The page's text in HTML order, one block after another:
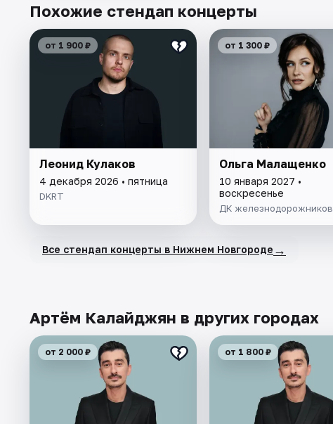
Похожие стендап концерты
от 1 900 ₽
Леонид Кулаков
4 декабря 2026 • пятница
DKRT
от 1 300 ₽
Ольга Малащенко
10 января 2027 •
воскресенье
ДК железнодорожников
Все стендап концерты в Нижнем Новгороде →
Артём Калайджян в других городах
от 2 000 ₽ от 1 800 ₽